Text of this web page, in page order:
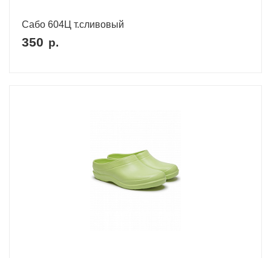
Сабо 604Ц т.сливовый
350 р.